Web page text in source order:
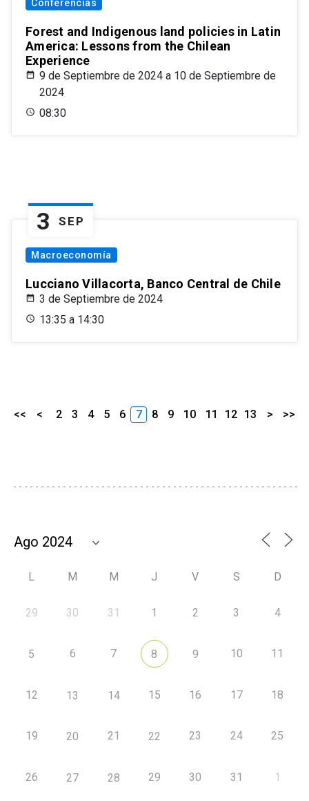
Conferencias
Forest and Indigenous land policies in Latin
America: Lessons from the Chilean
Experience
9 de Septiembre de 2024 a 10 de Septiembre de
2024
08:30
3 SEP
Macroeconomía
Lucciano Villacorta, Banco Central de Chile
3 de Septiembre de 2024
13:35 a 14:30
<< < 2 3 4 5 6 7 8 9 10 11 12 13 > >>
L M M J V S D
29 30 31 1 2 3 4
5 6 7 8 9 10 11
12 13 14 15 16 17 18
19 20 21 22 23 24 25
26 27 28 29 30 31 1